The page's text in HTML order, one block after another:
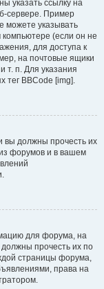
указать ссылку на
сервере. Пример
можете указывать
(если он не
для доступа к
на почтовые ящики
т. п. Для указания
тег BBCode [img].
должны прочесть их
форумов и в вашем
для форума, на
прочесть их по
страницы форума,
права на